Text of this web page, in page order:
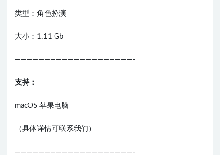
类型：角色扮演
大小：1.11 Gb
————————————————————-
支持：
macOS 苹果电脑
（具体详情可联系我们）
————————————————————-